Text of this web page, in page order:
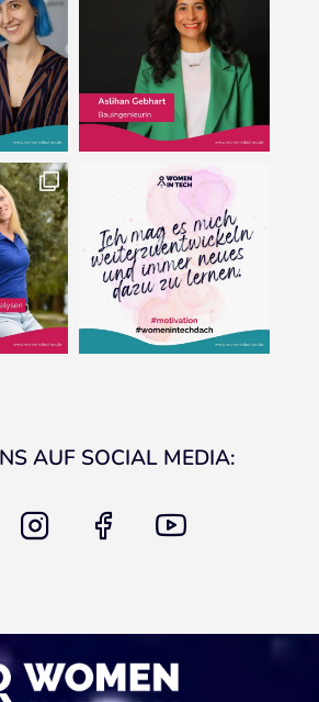
AUF SOCIAL MEDIA:
linkedin instagram